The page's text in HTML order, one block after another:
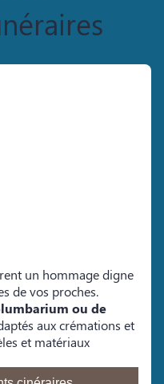
un hommage digne
de vos proches.
ou de
aux crémations et
et matériaux